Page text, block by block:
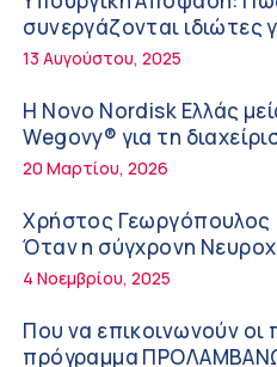
ΚΥ Σοφάδων
Πόσο μας επηρεάζει ο
ή air-condition το
11:34 πμ
Randy Schekman,
«Σε πέντε χρόνια μπορεί
θεραπεία που
Πάρκινσον»
9:24 πμ
Αντώνης Βουκλαρής –
Πώς να προλάβετε και να
συνεργάζονται ιδιώτες
νοσοκομεία του
13 Αυγούστου, 2025
Η Novo Nordisk Ελλάς
Wegovy® για τη
20 Μαρτίου, 2026
Χρήστος Γεωργόπουλος
Όταν η σύγχρονη
φόβο!
4 Νοεμβρίου, 2025
Που να επικοινωνούν οι
πρόγραμμα